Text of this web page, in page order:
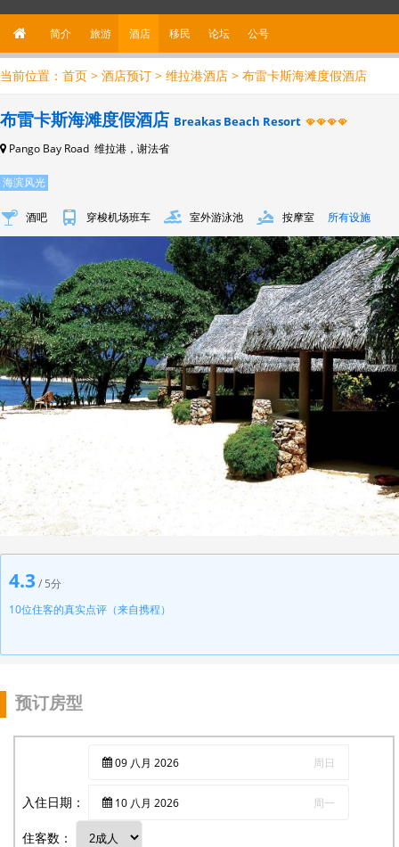
简介 旅游 酒店 移民 论坛 公号
当前位置： 首页 > 酒店预订 > 维拉港酒店 > 布雷卡斯海滩度假酒店
布雷卡斯海滩度假酒店 Breakas Beach Resort
Pango Bay Road 维拉港，谢法省
海滨风光
酒吧 穿梭机场班车 室外游泳池 按摩室 所有设施
4.3/ 5分
10位住客的真实点评（来自携程）
预订房型
入住日期：
09 八月 2026 周日
10 八月 2026 周一
住客数：